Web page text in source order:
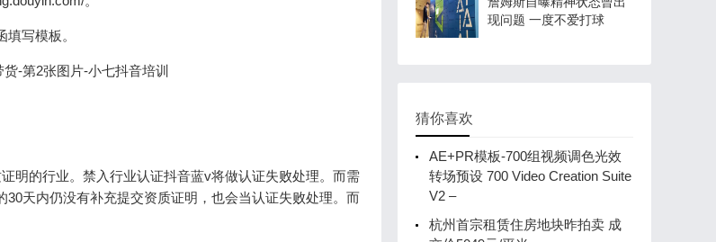
写模板。
明的行业。禁入行业认证抖音蓝v将做认证失败处理。而需
天内仍没有补充提交资质证明，也会当认证失败处理。而
现问题 一度不爱打球
猜你喜欢
AE+PR模板-700组视频调色光效
转场预设 700 Video Creation Suite
V2 –
杭州首宗租赁住房地块昨拍卖 成